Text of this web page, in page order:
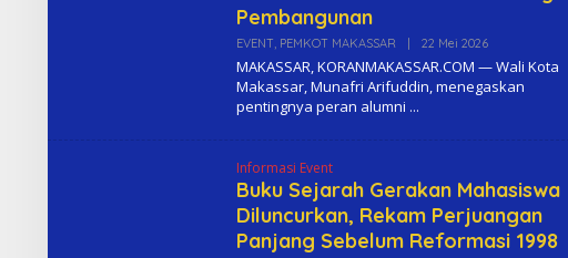
Pembangunan
EVENT, PEMKOT MAKASSAR 22 Mei 2026O
H
M
MAKASSAR, KORANMAKASSAR.COM — Wali Kota
Makassar, Munafri Arifuddin, menegaskan
pentingnya peran alumni
Informasi Event
Buku Sejarah Gerakan Mahasiswa
Diluncurkan, Rekam Perjuangan
Panjang Sebelum Reformasi 1998